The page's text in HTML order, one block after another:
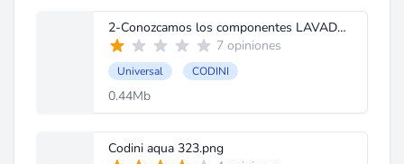
2-Conozcamos los componentes LAVADORA.doc
7 opiniones
Universal CODINI
0.44Mb
Codini aqua 323.png